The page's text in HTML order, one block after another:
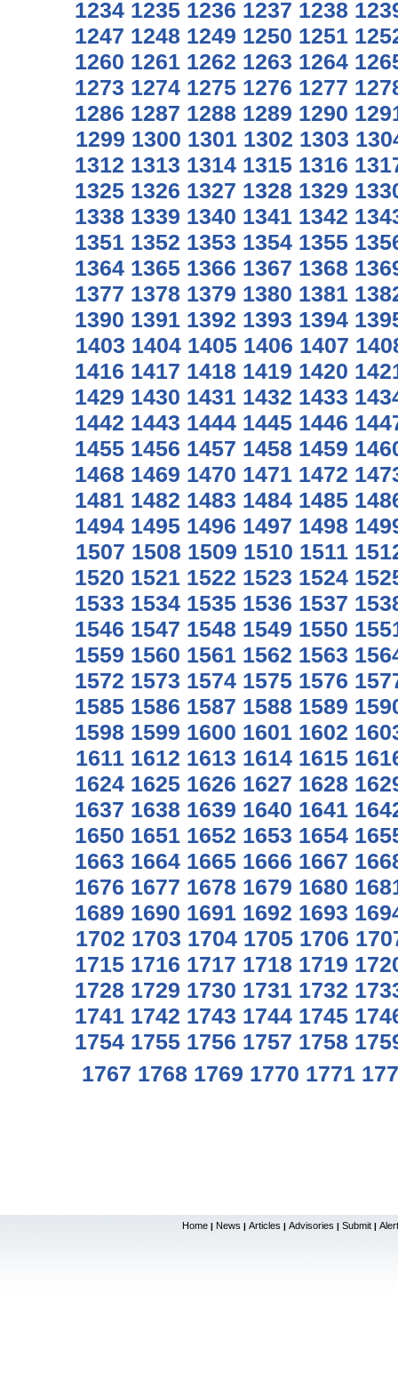
1234 1235 1236 1237 1238
1247 1248 1249 1250 1251
1260 1261 1262 1263 1264
1273 1274 1275 1276 1277
1286 1287 1288 1289 1290
1299 1300 1301 1302 1303
1312 1313 1314 1315 1316
1325 1326 1327 1328 1329
1338 1339 1340 1341 1342
1351 1352 1353 1354 1355
1364 1365 1366 1367 1368
1377 1378 1379 1380 1381
1390 1391 1392 1393 1394
1403 1404 1405 1406 1407
1416 1417 1418 1419 1420
1429 1430 1431 1432 1433
1442 1443 1444 1445 1446
1455 1456 1457 1458 1459
1468 1469 1470 1471 1472
1481 1482 1483 1484 1485
1494 1495 1496 1497 1498
1507 1508 1509 1510 1511
1520 1521 1522 1523 1524
1533 1534 1535 1536 1537
1546 1547 1548 1549 1550
1559 1560 1561 1562 1563
1572 1573 1574 1575 1576
1585 1586 1587 1588 1589
1598 1599 1600 1601 1602
1611 1612 1613 1614 1615
1624 1625 1626 1627 1628
1637 1638 1639 1640 1641
1650 1651 1652 1653 1654
1663 1664 1665 1666 1667
1676 1677 1678 1679 1680
1689 1690 1691 1692 1693
1702 1703 1704 1705 1706
1715 1716 1717 1718 1719
1728 1729 1730 1731 1732
1741 1742 1743 1744 1745
1754 1755 1756 1757 1758
1767 1768 1769 1770 1771
Home | News | Articles | Advisories | Submit |